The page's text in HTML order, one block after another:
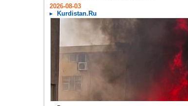
2026-08-03
Kurdistan.Ru